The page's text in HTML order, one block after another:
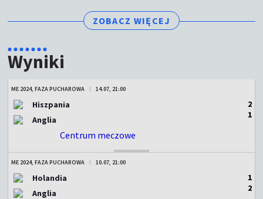
ZOBACZ WIĘCEJ
Wyniki
ME 2024, FAZA PUCHAROWA 14.07, 21:00
Hiszpania
Anglia
2
1
Centrum meczowe
ME 2024, FAZA PUCHAROWA 10.07, 21:00
Holandia
Anglia
1
2